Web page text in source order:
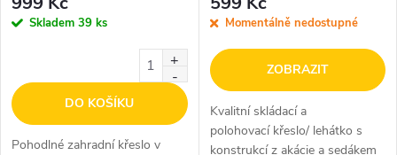
o
d
u
d
u
Skladem 39 ks
DO KOŠÍKU
Pohodlné zahradní křeslo v
Momentálně nedostupné
ZOBRAZIT
Kvalitní skládací a
polohovací křeslo/ lehátko s
konstrukcí z akácie a sedákem